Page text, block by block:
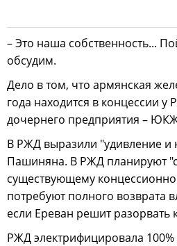
– Это наша собственность...
обсудим.
Дело в том, что армянская
года находится в концессии у
дочернего предприятия –
В РЖД выразили "удивление и
Пашиняна. В РЖД планируют
существующему
потребуют полного возврата
если Ереван решит разорвать
РЖД электрифицировала